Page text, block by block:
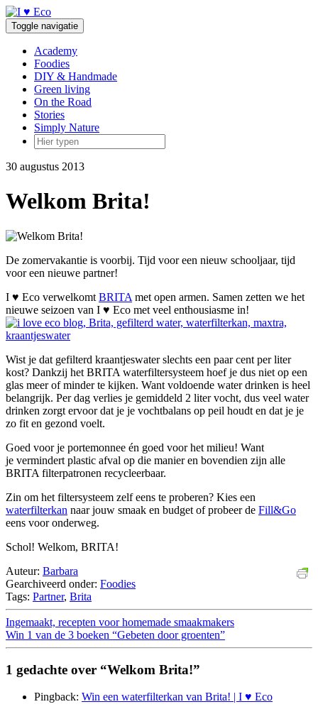
Doorgaan
naar
inhoud
Toggle navigatie
Academy
Foodies
DIY & Handmade
Green living
On the Road
Stories
Simply Nature
30 augustus 2013
Welkom Brita!
De zomervakantie is voorbij. Tijd voor een nieuw schooljaar, tijd
voor een nieuwe partner!
I ♥ Eco verwelkomt BRITA met open armen. Samen zetten we het
nieuwe seizoen van I ♥ Eco met veel enthousiasme in!
Wist je dat gefilterd kraantjeswater slechts een paar cent per liter
kost? Dankzij het BRITA waterfiltersysteem hoef je dus niet op een
glas meer of minder te kijken. Want voldoende water drinken is heel
belangrijk. Per dag verlies je gemiddeld 2 liter vocht, dus veel water
drinken zorgt ervoor dat je je vochtbalans op peil houdt en dat je je
zo fit en gezond voelt.
Goed voor je portemonnee én goed voor het milieu! Want
je vermindert plastic afval op die manier en bovendien zijn alle
BRITA filterpatronen recycleerbaar.
Zin om het filtersysteem zelf eens te proberen? Kies een
waterfilterkan naar jouw smaak en budget of probeer de Fill&Go
eens voor onderweg.
Schol! Welkom, BRITA!
Auteur: Barbara
Gearchiveerd onder: Foodies
Tags: Partner, Brita
Ingemaakt, recepten voor homemade smaakmakers
Win 1 van de 3 boeken “Gebeten door groenten”
1 gedachte over “Welkom Brita!”
Pingback: Win een waterfilterkan van Brita! | I ♥ Eco